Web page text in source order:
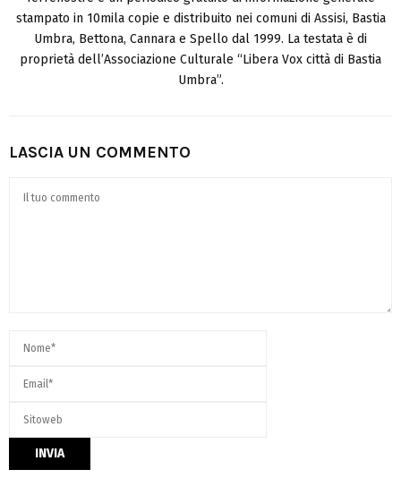
stampato in 10mila copie e distribuito nei comuni di Assisi, Bastia
Umbra, Bettona, Cannara e Spello dal 1999. La testata è di
proprietà dell’Associazione Culturale “Libera Vox città di Bastia
Umbra”.
LASCIA UN COMMENTO